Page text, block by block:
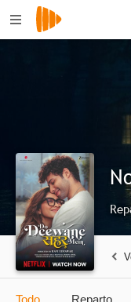
Todo Reparto